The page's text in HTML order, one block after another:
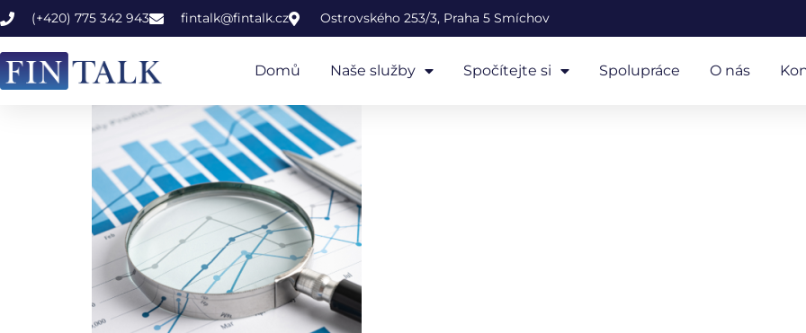
(+420) 775 342 943 fintalk@fintalk.cz Ostrovského 253/3, Praha 5 Smíchov
Domů Naše služby Spočítejte si Spolupráce O nás